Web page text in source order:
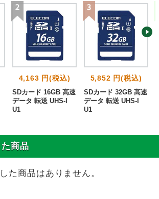
4,163 円(税込)
SDカード 16GB 高速
データ 転送 UHS-I
U1
5,852 円(税込)
SDカード 32GB 高速
データ 転送 UHS-I
U1
商品
た商品はありません。